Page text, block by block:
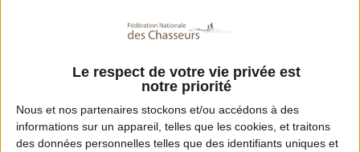
Le respect de votre vie privée est
notre priorité
Nous et nos partenaires stockons et/ou accédons à des
informations sur un appareil, telles que les cookies, et traitons
des données personnelles telles que des identifiants uniques et
04 79 60 72 09
Email :
fdc73@chasseursdesavoie.com